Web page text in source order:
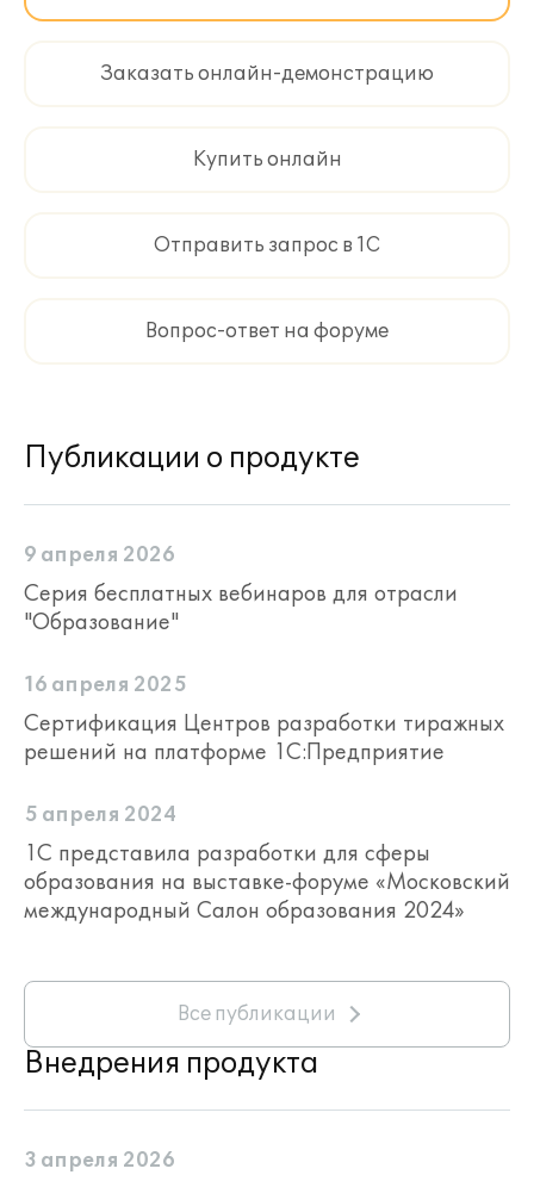
Заказать онлайн-демонстрацию
Купить онлайн
Отправить запрос в 1С
Вопрос-ответ на форуме
Публикации о продукте
9 апреля 2026
Серия бесплатных вебинаров для отрасли
"Образование"
16 апреля 2025
Сертификация Центров разработки тиражных
решений на платформе 1С:Предприятие
5 апреля 2024
1С представила разработки для сферы
образования на выставке-форуме «Московский
международный Салон образования 2024»
Все публикации
Внедрения продукта
3 апреля 2026